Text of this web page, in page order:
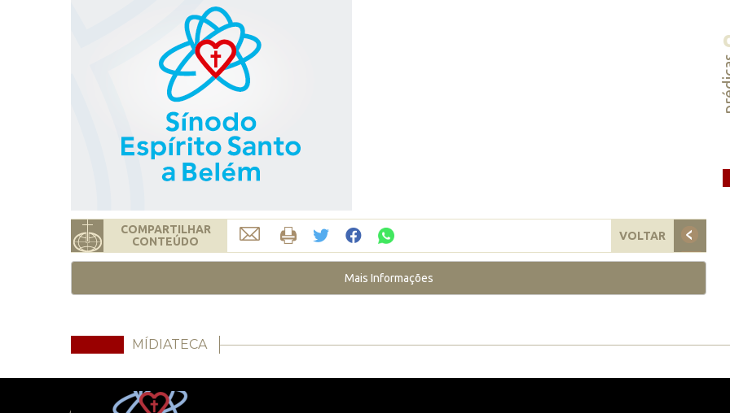
COMPARTILHAR
CONTEÚDO
VOLTAR
Mais Informações
MÍDIATECA